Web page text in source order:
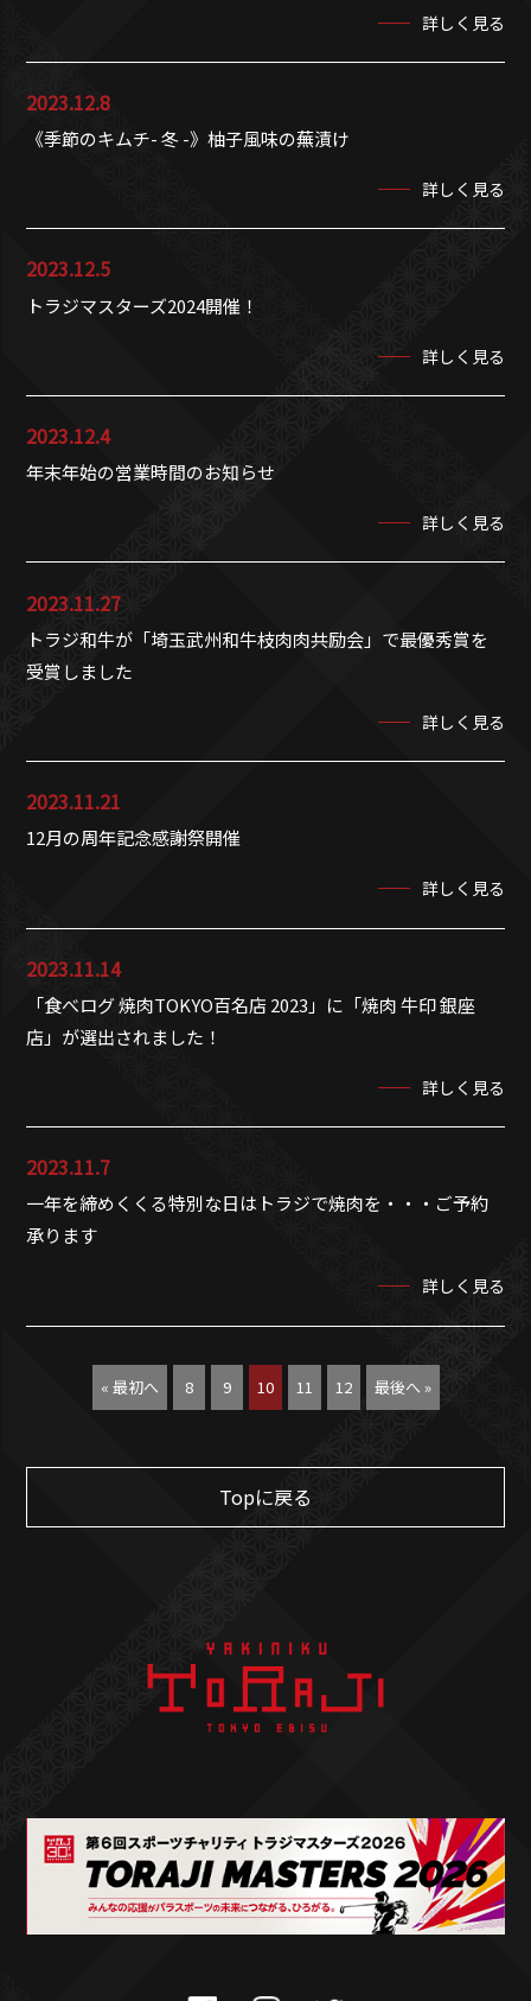
詳しく見る
2023.12.8
《季節のキムチ- 冬 -》柚子風味の蕪漬け
詳しく見る
2023.12.5
トラジマスターズ2024開催！
詳しく見る
2023.12.4
年末年始の営業時間のお知らせ
詳しく見る
2023.11.27
トラジ和牛が「埼玉武州和牛枝肉肉共励会」で最優秀賞を
受賞しました
詳しく見る
2023.11.21
12月の周年記念感謝祭開催
詳しく見る
2023.11.14
「食べログ 焼肉TOKYO百名店 2023」に「焼肉 牛印 銀座
店」が選出されました！
詳しく見る
2023.11.7
一年を締めくくる特別な日はトラジで焼肉を・・・ご予約
承ります
詳しく見る
« 最初へ 8 9 10 11 12 最後へ »
Topに戻る